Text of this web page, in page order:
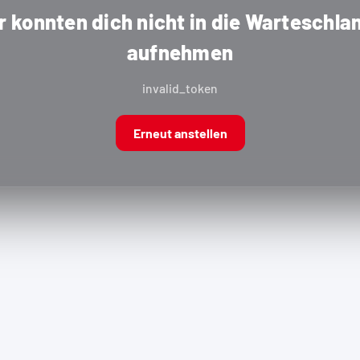
konnten dich nicht in die
aufnehmen
invalid_token
Erneut anstellen